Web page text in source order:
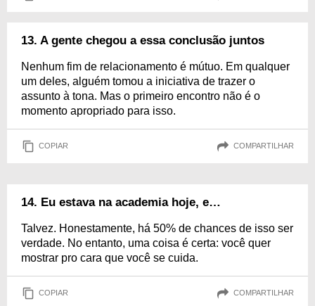
13. A gente chegou a essa conclusão juntos
Nenhum fim de relacionamento é mútuo. Em qualquer
um deles, alguém tomou a iniciativa de trazer o
assunto à tona. Mas o primeiro encontro não é o
momento apropriado para isso.
COPIAR COMPARTILHAR
14. Eu estava na academia hoje, e…
Talvez. Honestamente, há 50% de chances de isso ser
verdade. No entanto, uma coisa é certa: você quer
mostrar pro cara que você se cuida.
COPIAR COMPARTILHAR